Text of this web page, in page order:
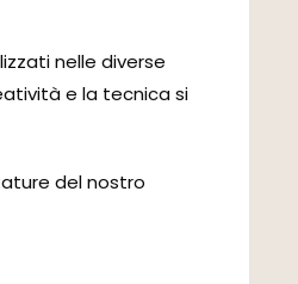
nelle diverse
e la tecnica si
del nostro